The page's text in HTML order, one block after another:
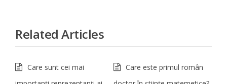
Related Articles
Care sunt cei mai
Care este primul român